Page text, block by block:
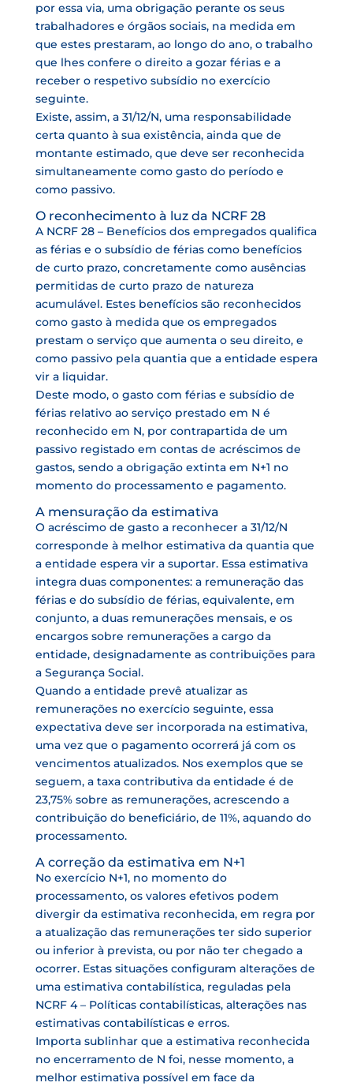
por essa via, uma obrigação perante os seus
trabalhadores e órgãos sociais, na medida em
que estes prestaram, ao longo do ano, o trabalho
que lhes confere o direito a gozar férias e a
receber o respetivo subsídio no exercício
seguinte.
Existe, assim, a 31/12/N, uma responsabilidade
certa quanto à sua existência, ainda que de
montante estimado, que deve ser reconhecida
simultaneamente como gasto do período e
como passivo.
O reconhecimento à luz da NCRF 28
A NCRF 28 – Benefícios dos empregados qualifica
as férias e o subsídio de férias como benefícios
de curto prazo, concretamente como ausências
permitidas de curto prazo de natureza
acumulável. Estes benefícios são reconhecidos
como gasto à medida que os empregados
prestam o serviço que aumenta o seu direito, e
como passivo pela quantia que a entidade espera
vir a liquidar.
Deste modo, o gasto com férias e subsídio de
férias relativo ao serviço prestado em N é
reconhecido em N, por contrapartida de um
passivo registado em contas de acréscimos de
gastos, sendo a obrigação extinta em N+1 no
momento do processamento e pagamento.
A mensuração da estimativa
O acréscimo de gasto a reconhecer a 31/12/N
corresponde à melhor estimativa da quantia que
a entidade espera vir a suportar. Essa estimativa
integra duas componentes: a remuneração das
férias e do subsídio de férias, equivalente, em
conjunto, a duas remunerações mensais, e os
encargos sobre remunerações a cargo da
entidade, designadamente as contribuições para
a Segurança Social.
Quando a entidade prevê atualizar as
remunerações no exercício seguinte, essa
expectativa deve ser incorporada na estimativa,
uma vez que o pagamento ocorrerá já com os
vencimentos atualizados. Nos exemplos que se
seguem, a taxa contributiva da entidade é de
23,75% sobre as remunerações, acrescendo a
contribuição do beneficiário, de 11%, aquando do
processamento.
A correção da estimativa em N+1
No exercício N+1, no momento do
processamento, os valores efetivos podem
divergir da estimativa reconhecida, em regra por
a atualização das remunerações ter sido superior
ou inferior à prevista, ou por não ter chegado a
ocorrer. Estas situações configuram alterações de
uma estimativa contabilística, reguladas pela
NCRF 4 – Políticas contabilísticas, alterações nas
estimativas contabilísticas e erros.
Importa sublinhar que a estimativa reconhecida
no encerramento de N foi, nesse momento, a
melhor estimativa possível em face da